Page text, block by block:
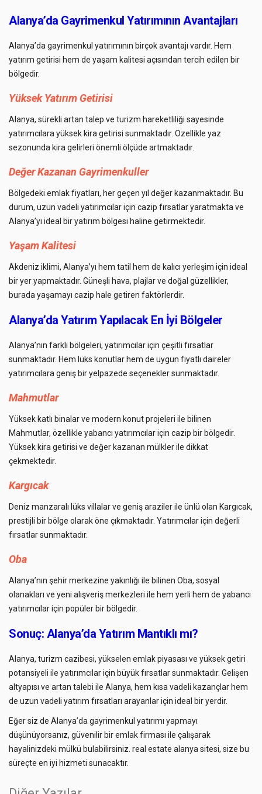
Alanya’da Gayrimenkul Yatırımının Avantajları
Alanya’da gayrimenkul yatırımının birçok avantajı vardır. Hem
yatırım getirisi hem de yaşam kalitesi açısından tercih edilen bir
bölgedir.
Yüksek Yatırım Getirisi
Alanya, sürekli artan talep ve turizm hareketliliği sayesinde
yatırımcılara yüksek kira getirisi sunmaktadır. Özellikle yaz
sezonunda kira gelirleri önemli ölçüde artmaktadır.
Değer Kazanan Gayrimenkuller
Bölgedeki emlak fiyatları, her geçen yıl değer kazanmaktadır. Bu
durum, uzun vadeli yatırımcılar için cazip fırsatlar yaratmakta ve
Alanya’yı ideal bir yatırım bölgesi haline getirmektedir.
Yaşam Kalitesi
Akdeniz iklimi, Alanya’yı hem tatil hem de kalıcı yerleşim için ideal
bir yer yapmaktadır. Güneşli hava, plajlar ve doğal güzellikler,
burada yaşamayı cazip hale getiren faktörlerdir.
Alanya’da Yatırım Yapılacak En İyi Bölgeler
Alanya’nın farklı bölgeleri, yatırımcılar için çeşitli fırsatlar
sunmaktadır. Hem lüks konutlar hem de uygun fiyatlı daireler
yatırımcılara geniş bir yelpazede seçenekler sunmaktadır.
Mahmutlar
Yüksek katlı binalar ve modern konut projeleri ile bilinen
Mahmutlar, özellikle yabancı yatırımcılar için cazip bir bölgedir.
Yüksek kira getirisi ve değer kazanan mülkler ile dikkat
çekmektedir.
Kargıcak
Deniz manzaralı lüks villalar ve geniş araziler ile ünlü olan Kargıcak,
prestijli bir bölge olarak öne çıkmaktadır. Yatırımcılar için değerli
fırsatlar sunmaktadır.
Oba
Alanya’nın şehir merkezine yakınlığı ile bilinen Oba, sosyal
olanakları ve yeni alışveriş merkezleri ile hem yerli hem de yabancı
yatırımcılar için popüler bir bölgedir.
Sonuç: Alanya’da Yatırım Mantıklı mı?
Alanya, turizm cazibesi, yükselen emlak piyasası ve yüksek getiri
potansiyeli ile yatırımcılar için büyük fırsatlar sunmaktadır. Gelişen
altyapısı ve artan talebi ile Alanya, hem kısa vadeli kazançlar hem
de uzun vadeli yatırım fırsatları arayanlar için ideal bir yerdir.
Eğer siz de Alanya’da gayrimenkul yatırımı yapmayı
düşünüyorsanız, güvenilir bir emlak firması ile çalışarak
hayalinizdeki mülkü bulabilirsiniz. real estate alanya sitesi, size bu
süreçte en iyi hizmeti sunacaktır.